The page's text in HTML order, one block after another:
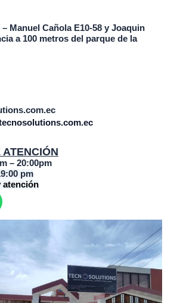
Manuel Cañola E10-58 y Joaquin
a 100 metros del parque de la
– 20:00pm
pm
atención